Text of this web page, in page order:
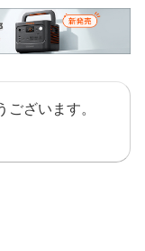
ざいます。